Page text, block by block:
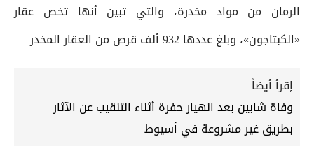
الرمان من مواد مخدرة، والتي تبين أنها تخص عقار
«الكبتاجون»، وبلغ عددها 932 ألف قرص من العقار المخدر
إقرأ أيضاً
وفاة شابين بعد انهيار حفرة أثناء التنقيب عن الآثار
بطريق غير مشروعة في أسيوط